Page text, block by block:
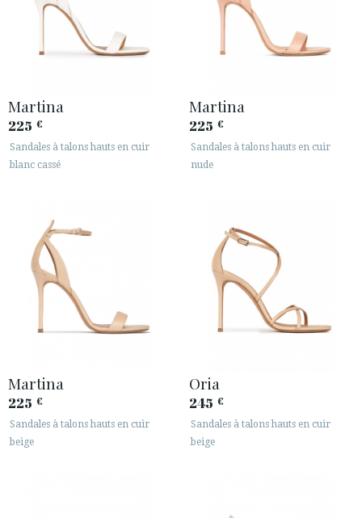
Martina
225 €
Sandales à talons hauts en cuir
blanc cassé
Martina
225 €
Sandales à talons hauts en cuir
nude
Martina
225 €
Sandales à talons hauts en cuir
beige
Oria
245 €
Sandales à talons hauts en cuir
beige